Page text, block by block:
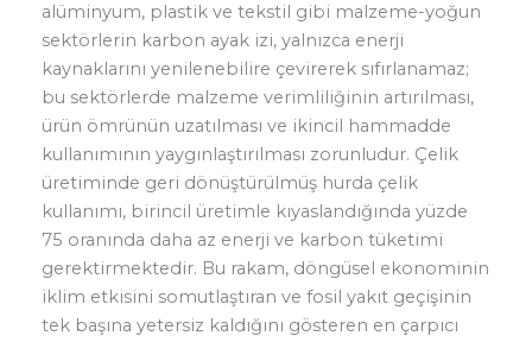
alüminyum, plastik ve tekstil gibi malzeme-yoğun
sektörlerin karbon ayak izi, yalnızca enerji
kaynaklarını yenilenebilire çevirerek sıfırlanamaz;
bu sektörlerde malzeme verimliliğinin artırılması,
ürün ömrünün uzatılması ve ikincil hammadde
kullanımının yaygınlaştırılması zorunludur. Çelik
üretiminde geri dönüştürülmüş hurda çelik
kullanımı, birincil üretimle kıyaslandığında yüzde
75 oranında daha az enerji ve karbon tüketimi
gerektirmektedir. Bu rakam, döngüsel ekonominin
iklim etkisini somutlaştıran ve fosil yakıt geçişinin
tek başına yetersiz kaldığını gösteren en çarpıcı